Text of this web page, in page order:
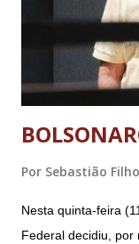
Por Sebastião Filho
Nesta quinta-feira
Federal decidiu, por